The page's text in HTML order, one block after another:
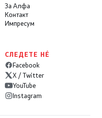
За Алфа
Контакт
Импресум
СЛЕДЕТЕ НÉ
Facebook
X / Twitter
YouTube
Instagram